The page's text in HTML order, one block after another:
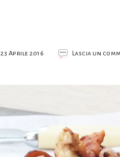
23 Aprile 2016 Lascia un